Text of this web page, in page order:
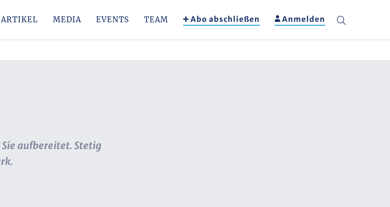
ARTIKEL MEDIA EVENTS TEAM Abo abschließen Anmelden
aufbereitet. Stetig